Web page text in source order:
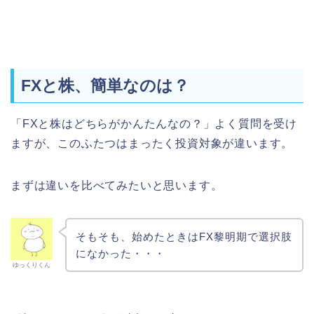
FXと株、簡単なのは？
「FXと株はどちらがかんたんなの？」よく質問を受け
ますが、このふたつはまったく投資対象が違います。
まずは違いを比べてみたいと思います。
ゆっくりくん
そもそも、始めたときはFX黎明期で選択肢
になかった・・・